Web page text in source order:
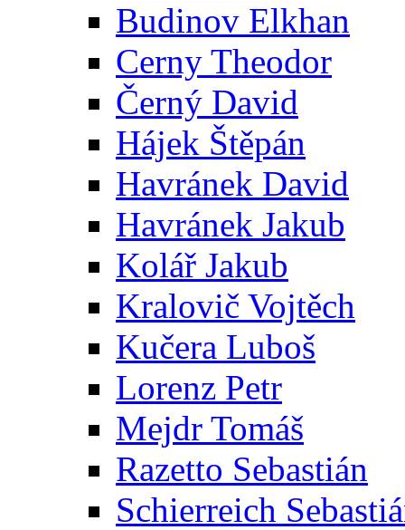
Budinov Elkhan
Cerny Theodor
Černý David
Hájek Štěpán
Havránek David
Havránek Jakub
Kolář Jakub
Kralovič Vojtěch
Kučera Luboš
Lorenz Petr
Mejdr Tomáš
Razetto Sebastián
Schierreich